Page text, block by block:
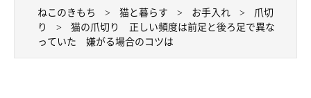
すすめ
こちらは爪切りを見るだけで逃げ出す猫に向いている方法。バス
ねこのきもち 猫と暮らす お手入れ
爪切
り
猫の爪切り 正しい頻度は前足と後ろ足で異な
っていた 嫌がる場合のコツは